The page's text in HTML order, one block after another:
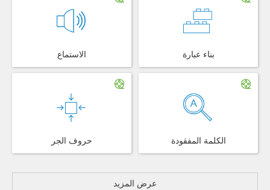
الاستماع بناء عبارة
حروف الجر الكلمة المفقودة
عرض المزيد